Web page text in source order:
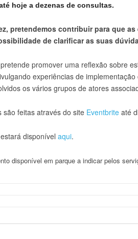
hoje a dezenas de consultas.
pretendemos contribuir para que
de clarificar as suas
promover uma reflexão sobre
experiências de
os vários grupos de atores
são feitas através do site Eventbrite até
disponível aqui.
disponível em parque a indicar pelos